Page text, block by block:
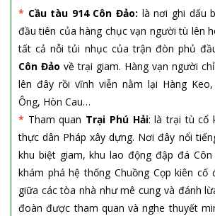
* Cầu tàu 914 Côn Đảo: là nơi ghi dấu
đầu tiên của hàng chục vạn người tù lên
tất cả nỗi tủi nhục của trận đòn phủ
Côn Đảo về trại giam. Hàng vạn người
lên đây rồi vĩnh viễn nằm lại Hàng
Ông, Hòn Cau…
* Tham quan Trại Phú Hải: là trại tù cổ
thực dân Pháp xây dựng. Nơi đây nổi
khu biệt giam, khu lao động đập đá
khám phá hệ thống Chuồng Cọp kiên cố
giữa các tòa nhà như mê cung và đánh
đoàn được tham quan và nghe thuyết